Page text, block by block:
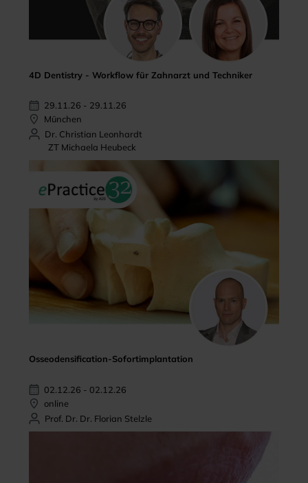
4D Dentistry - Workflow für Zahnarzt und Techniker
29.11.26 - 29.11.26
München
Dr. Christian Leonhardt
ZT Michaela Heubeck
Osseodensification-Sofortimplantation
02.12.26 - 02.12.26
online
Prof. Dr. Dr. Florian Stelzle